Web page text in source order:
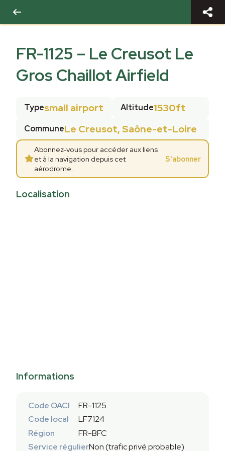
FR-1125 – Le Creusot Le
Gros Chaillot Airfield
Typesmall airport Altitude1530ft
CommuneLe Creusot, Saône-et-Loire
Abonnez-vous pour accéder aux liens
et à la navigation depuis cet
aérodrome.
S'abonner
Localisation
Informations
Code OACI
FR-1125
Code local
LF7124
Région
FR-BFC
Service régulierNon (trafic privé probable)